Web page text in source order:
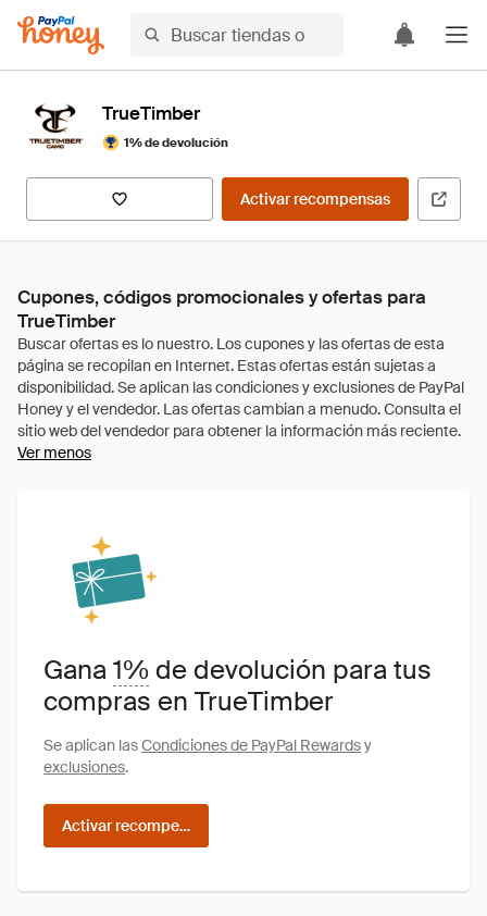
TrueTimber
1% de devolución
Activar recompensas
Cupones, códigos promocionales y ofertas para
TrueTimber
Ver menos
Gana1% de devolución para tus
compras en TrueTimber
Se aplican lasCondiciones de PayPal Rewardsy
exclusiones.
Activar recompensas